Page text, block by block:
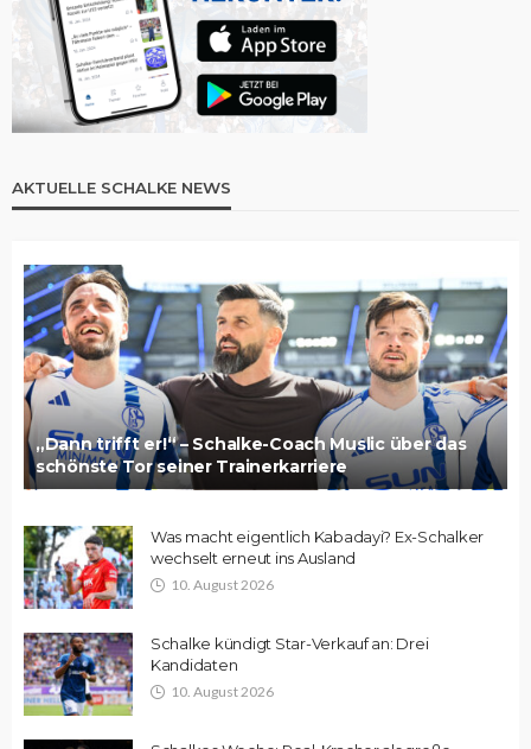
AKTUELLE SCHALKE NEWS
„Dann trifft er!“ – Schalke-Coach Muslic über das
schönste Tor seiner Trainerkarriere
Was macht eigentlich Kabadayi? Ex-Schalker
wechselt erneut ins Ausland
10. August 2026
Schalke kündigt Star-Verkauf an: Drei
Kandidaten
10. August 2026